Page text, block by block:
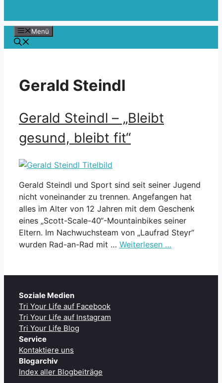
Menü
Gerald Steindl
Gerald Steindl – „Bleibt
gesund, bleibt fit“
Gerald Steindl und Sport sind seit seiner Jugend
nicht voneinander zu trennen. Angefangen hat
alles im Alter von 12 Jahren mit dem Geschenk
eines „Scott-Scale-40“-Mountainbikes seiner
Eltern. Im Nachwuchsteam von „Laufrad Steyr“
wurden Rad-an-Rad mit … Weiterlesen …
Soziale Medien
Tri Your Life auf Facebook
Tri Your Life auf Instagram
Tri Your Life Blog
Service
Kontaktiere uns
Blogarchiv
Index aller Blogbeiträge